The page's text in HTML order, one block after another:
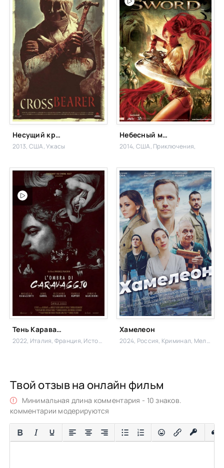
Несущий крест
2013, США,Ужасы
Небесный меч
2014, США, Приключения,
Тень Караваджо
2022, Италия, Франция, Исторический,
Хамелеон
2024, Россия, Криминал, Мелодрама
Твой отзыв на онлайн фильм
Минимальная длина комментария - 10 знаков.
комментарии модерируются